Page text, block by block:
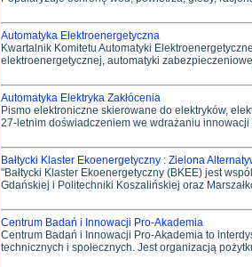
Automatyka Elektroenergetyczna
Kwartalnik Komitetu Automatyki
elektroenergetycznej, automatyki
Automatyka Elektryka Zakłócenia
Pismo elektroniczne skierowane do elektryków,
27-letnim doświadczeniem we wdrażaniu
Bałtycki Klaster Ekoenergetyczny : Zielona
"Bałtycki Klaster Ekoenergetyczny (BKEE) jest
Gdańskiej i Politechniki Koszalińskiej oraz
Centrum Badań i Innowacji Pro-Akademia
Centrum Badań i Innowacji Pro-Akademia to
technicznych i społecznych. Jest organizacją